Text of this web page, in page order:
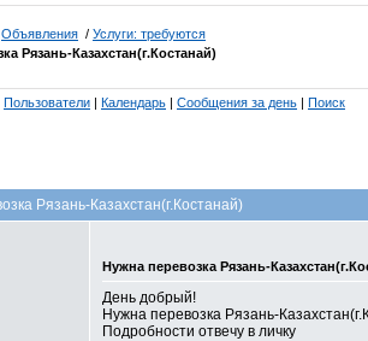
Объявления / Услуги: требуются
Рязань-Казахстан(г.Костанай)
Пользователи | Календарь | Сообщения за день | Поиск
Рязань-Казахстан(г.Костанай)
Нужна перевозка Рязань-
День добрый!
Нужна перевозка Рязань-
Подробности отвечу в личку